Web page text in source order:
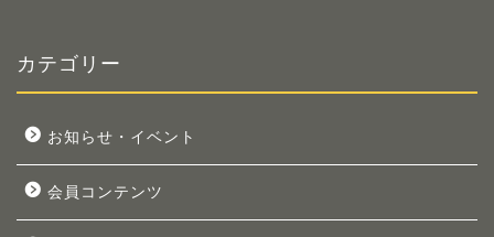
カテゴリー
お知らせ・イベント
会員コンテンツ